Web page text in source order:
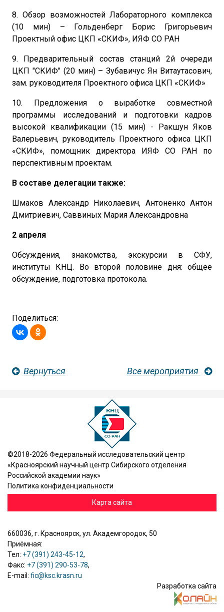
8. Обзор возможностей Лабораторного комплекса
(10 мин) – Гольденберг Борис Григорьевич
Проектный офис ЦКП «СКИФ», ИЯФ СО РАН
9. Предварительный состав станций 2й очереди
ЦКП "СКИФ" (20 мин) – Зубавичус Ян Витаутасович,
зам. руководителя Проектного офиса ЦКП «СКИФ»
10. Предложения о выработке совместной
программы исследований и подготовки кадров
высокой квалификации (15 мин) - Ракшун Яков
Валерьевич, руководитель Проектного офиса ЦКП
«СКИФ», помощник директора ИЯФ СО РАН по
перспективным проектам.
В составе делегации также:
Шмаков Александр Николаевич, Антоненко Антон
Дмитриевич, Саввиных Мария Александровна
2 апреля
Обсуждения, знакомства, экскурсии в СФУ,
институты КНЦ. Во второй половине дня: общее
обсуждение, подготовка протокола.
Поделиться:
Вернуться Все мероприятия
©2018-2026 Федеральный исследовательский центр
«Красноярский научный центр Сибирского отделения
Российской академии наук»
Политика конфиденциальности
Карта сайта
660036, г. Красноярск, ул. Академгородок, 50
Приёмная:
Тел: +7 (391) 243-45-12,
Факс: +7 (391) 290-53-78,
E-mail: fic@ksc.krasn.ru
Разработка сайта